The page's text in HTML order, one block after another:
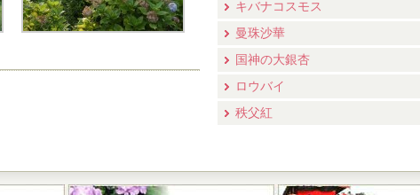
キバナコスモス
曼珠沙華
国神の大銀杏
ロウバイ
秩父紅